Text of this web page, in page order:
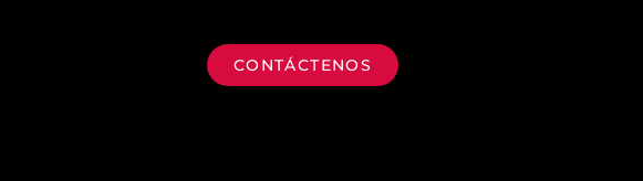
CONTÁCTENOS